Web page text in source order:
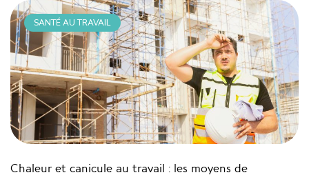
SANTÉ AU TRAVAIL
Chaleur et canicule au travail : les moyens de